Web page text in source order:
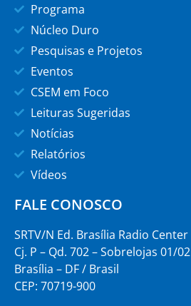
Programa
Núcleo Duro
Pesquisas e Projetos
Eventos
CSEM em Foco
Leituras Sugeridas
Notícias
Relatórios
Vídeos
FALE CONOSCO
SRTV/N Ed. Brasília Radio Center
Cj. P – Qd. 702 – Sobrelojas 01/02
Brasília – DF / Brasil
CEP: 70719-900